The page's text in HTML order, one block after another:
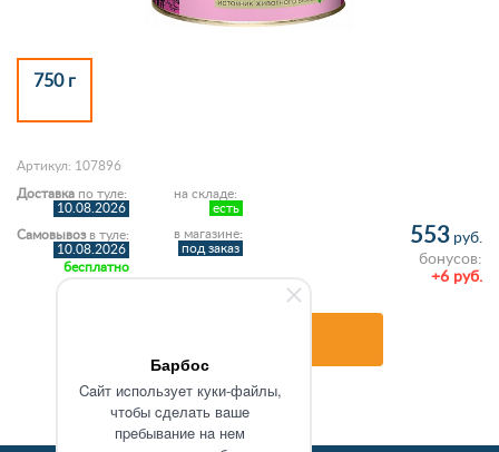
Барбос
Caйт иcпoльзуeт куки-фaйлы,
чтoбы cдeлaть вaшe
пpeбывaниe нa нeм
750 г
Артикул: 107896
на складе:
есть
в магазине:
под заказ
Доставка по туле:
10.08.2026
Самовывозв туле:
10.08.2026
бесплатно
553 руб.
бонусов:
+6 руб.